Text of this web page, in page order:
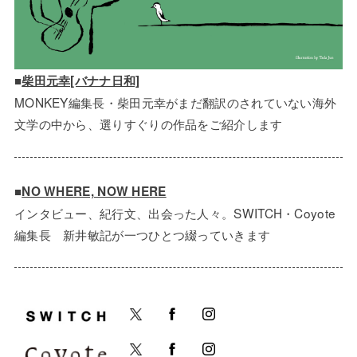
■柴田元幸[バナナ日和]
MONKEY編集長・柴田元幸がまだ翻訳のされていない海外
文学の中から、選りすぐりの作品をご紹介します
■NO WHERE, NOW HERE
インタビュー、紀行文、出会った人々。SWITCH・Coyote
編集長 新井敏記が一つひとつ綴っていきます